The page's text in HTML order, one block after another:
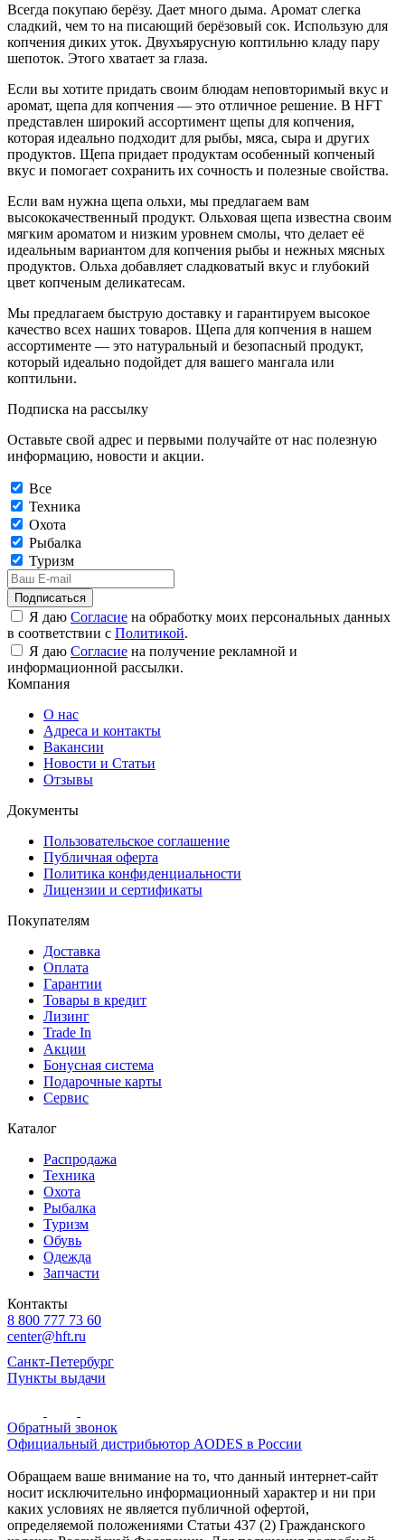
Всегда покупаю берёзу. Дает много дыма. Аромат слегка
сладкий, чем то на писающий берёзовый сок. Использую для
копчения диких уток. Двухъярусную коптильню кладу пару
шепоток. Этого хватает за глаза.
Если вы хотите придать своим блюдам неповторимый вкус и
аромат, щепа для копчения — это отличное решение. В HFT
представлен широкий ассортимент щепы для копчения,
которая идеально подходит для рыбы, мяса, сыра и других
продуктов. Щепа придает продуктам особенный копченый
вкус и помогает сохранить их сочность и полезные свойства.
Если вам нужна щепа ольхи, мы предлагаем вам
высококачественный продукт. Ольховая щепа известна своим
мягким ароматом и низким уровнем смолы, что делает её
идеальным вариантом для копчения рыбы и нежных мясных
продуктов. Ольха добавляет сладковатый вкус и глубокий
цвет копченым деликатесам.
Мы предлагаем быструю доставку и гарантируем высокое
качество всех наших товаров. Щепа для копчения в нашем
ассортименте — это натуральный и безопасный продукт,
который идеально подойдет для вашего мангала или
коптильни.
Подписка на рассылку
Оставьте свой адрес и первыми получайте от нас полезную
информацию, новости и акции.
Все
Техника
Охота
Рыбалка
Туризм
Подписаться
Я даю Согласие на обработку моих персональных данных
в соответствии с Политикой.
Я даю Согласие на получение рекламной и
информационной рассылки.
Компания
О нас
Адреса и контакты
Вакансии
Новости и Статьи
Отзывы
Документы
Пользовательское соглашение
Публичная оферта
Политика конфиденциальности
Лицензии и сертификаты
Покупателям
Доставка
Оплата
Гарантии
Товары в кредит
Лизинг
Trade In
Акции
Бонусная система
Подарочные карты
Сервис
Каталог
Распродажа
Техника
Охота
Рыбалка
Туризм
Обувь
Одежда
Запчасти
Контакты
8 800 777 73 60
center@hft.ru
Санкт-Петербург
Пункты выдачи
Обратный звонок
Официальный дистрибьютор AODES в России
Обращаем ваше внимание на то, что данный интернет-сайт
носит исключительно информационный характер и ни при
каких условиях не является публичной офертой,
определяемой положениями Статьи 437 (2) Гражданского